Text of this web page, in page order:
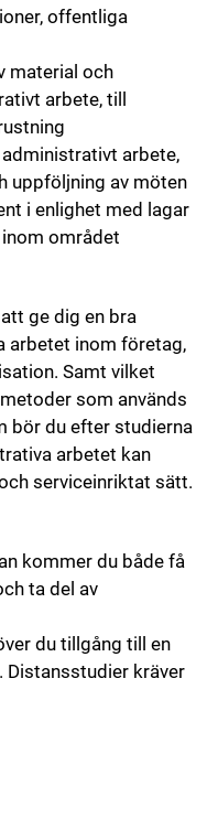
offentliga
material och
arbete, till
arbete,
uppföljning av möten
i enlighet med lagar
området
ge dig en bra
arbetet inom företag,
Samt vilket
som används
bör du efter studierna
arbetet kan
serviceinriktat sätt.
kommer du både få
ta del av
du tillgång till en
kräver